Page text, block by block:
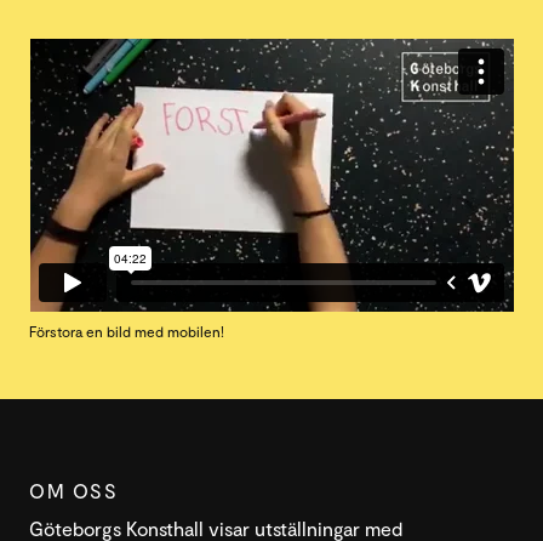
Förstora en bild med mobilen!
OM OSS
Göteborgs Konsthall visar utställningar med